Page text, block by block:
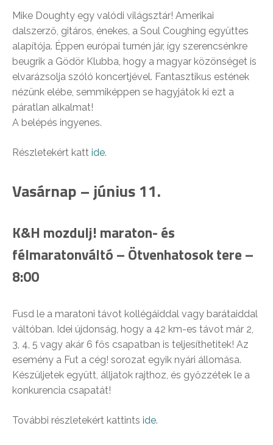
Mike Doughty egy valódi világsztár! Amerikai
dalszerző, gitáros, énekes, a Soul Coughing együttes
alapítója. Éppen európai turnén jár, így szerencsénkre
beugrik a Gödör Klubba, hogy a magyar közönséget is
elvarázsolja szóló koncertjével. Fantasztikus estének
nézünk elébe, semmiképpen se hagyjátok ki ezt a
páratlan alkalmat!
A belépés ingyenes.
Részletekért katt ide.
Vasárnap – június 11.
K&H mozdulj! maraton- és
félmaratonváltó – Ötvenhatosok tere –
8:00
Fusd le a maratoni távot kollégáiddal vagy barátaiddal
váltóban. Idei újdonság, hogy a 42 km-es távot már 2,
3, 4, 5 vagy akár 6 fős csapatban is teljesíthetitek! Az
esemény a Fut a cég! sorozat egyik nyári állomása.
Készüljetek együtt, álljatok rajthoz, és győzzétek le a
konkurencia csapatát!
További részletekért kattints ide.